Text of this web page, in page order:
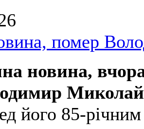
помер
новина,
його 85-